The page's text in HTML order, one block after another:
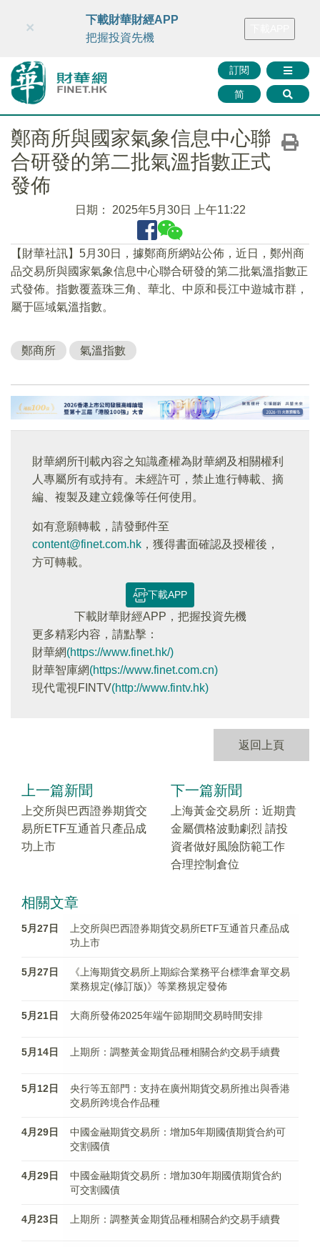
財華智庫網 FINTV FINMETA 財華證券 媒體矩陣
訂閱
简
×
下載財華財經APP
把握投資先機
鄭商所與國家氣象信息中心聯
合研發的第二批氣溫指數正式
發佈
日期： 2025年5月30日 上午11:22
【財華社訊】5月30日，據鄭商所網站公佈，近日，鄭州商
品交易所與國家氣象信息中心聯合研發的第二批氣溫指數正
式發佈。指數覆蓋珠三角、華北、中原和長江中遊城市群，
屬于區域氣溫指數。
鄭商所 氣溫指數
財華網所刊載內容之知識產權為財華網及相關權利
人專屬所有或持有。未經許可，禁止進行轉載、摘
編、複製及建立鏡像等任何使用。
如有意願轉載，請發郵件至
content@finet.com.hk ，獲得書面確認及授權後，
方可轉載。
下載APP
下載財華財經APP，把握投資先機
更多精彩内容，請點擊：
財華網(https://www.finet.hk/)
財華智庫網(https://www.finet.com.cn)
現代電視FINTV(http://www.fintv.hk)
返回上頁
上一篇新聞
上交所與巴西證券期貨交
易所ETF互通首只產品成
功上市
下一篇新聞
上海黃金交易所：近期貴
金屬價格波動劇烈 請投
資者做好風險防範工作
合理控制倉位
相關文章
5月27日
上交所與巴西證券期貨交易所ETF互通首只產品成
功上市
5月27日
《上海期貨交易所上期綜合業務平台標準倉單交易
業務規定(修訂版)》等業務規定發佈
5月21日 大商所發佈2025年端午節期間交易時間安排
5月14日 上期所：調整黃金期貨品種相關合約交易手續費
5月12日
央行等五部門：支持在廣州期貨交易所推出與香港
交易所跨境合作品種
4月29日
中國金融期貨交易所：增加5年期國債期貨合約可
交割國債
4月29日
中國金融期貨交易所：增加30年期國債期貨合約
可交割國債
4月23日 上期所：調整黃金期貨品種相關合約交易手續費